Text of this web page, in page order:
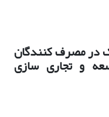
در مصرف کنندگان
و تجاری سازی